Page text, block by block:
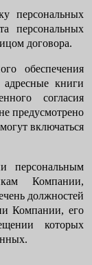
персональных
персональных
договора.
обеспечения
книги
согласия
предусмотрено
включаться
персональным
Компании,
должностей
Компании, его
которых